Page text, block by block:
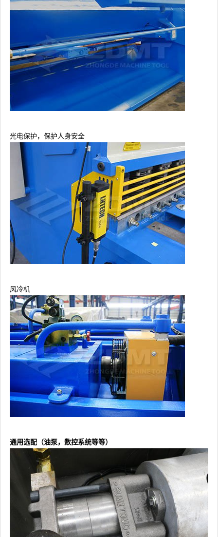
光电保护，保护人身安全
风冷机
通用选配（油泵，数控系统等等）